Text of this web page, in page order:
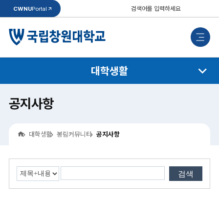
검
CWNUPortal
모
메
대학생활
공지사항
홈
대학생활 봉림커뮤니티 공지사항
검색